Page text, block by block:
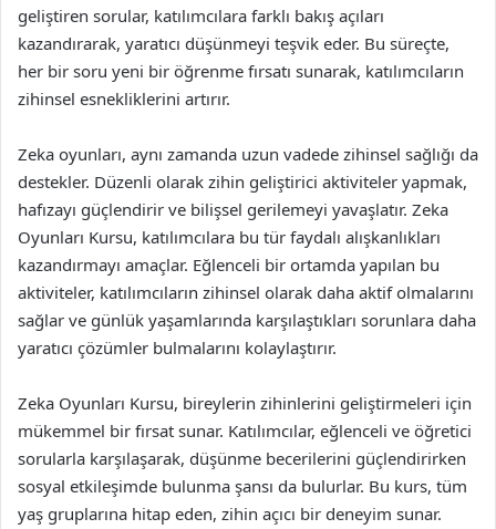
geliştiren sorular, katılımcılara farklı bakış açıları
kazandırarak, yaratıcı düşünmeyi teşvik eder. Bu süreçte,
her bir soru yeni bir öğrenme fırsatı sunarak, katılımcıların
zihinsel esnekliklerini artırır.
Zeka oyunları, aynı zamanda uzun vadede zihinsel sağlığı da
destekler. Düzenli olarak zihin geliştirici aktiviteler yapmak,
hafızayı güçlendirir ve bilişsel gerilemeyi yavaşlatır. Zeka
Oyunları Kursu, katılımcılara bu tür faydalı alışkanlıkları
kazandırmayı amaçlar. Eğlenceli bir ortamda yapılan bu
aktiviteler, katılımcıların zihinsel olarak daha aktif olmalarını
sağlar ve günlük yaşamlarında karşılaştıkları sorunlara daha
yaratıcı çözümler bulmalarını kolaylaştırır.
Zeka Oyunları Kursu, bireylerin zihinlerini geliştirmeleri için
mükemmel bir fırsat sunar. Katılımcılar, eğlenceli ve öğretici
sorularla karşılaşarak, düşünme becerilerini güçlendirirken
sosyal etkileşimde bulunma şansı da bulurlar. Bu kurs, tüm
yaş gruplarına hitap eden, zihin açıcı bir deneyim sunar.